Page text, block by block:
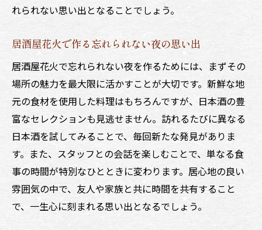
れられない思い出となることでしょう。
居酒屋花火で作る忘れられない夜の思い出
居酒屋花火で忘れられない夜を作るためには、まずその
場所の魅力を最大限に活かすことが大切です。新鮮な地
元の食材を使用した料理はもちろんですが、日本酒の豊
富なセレクションも見逃せません。訪れるたびに異なる
日本酒を試してみることで、毎回新たな発見がありま
す。また、スタッフとの会話を楽しむことで、単なる食
事の時間が特別なひとときに変わります。居心地の良い
雰囲気の中で、友人や家族と共に時間を共有すること
で、一生心に刻まれる思い出となるでしょう。